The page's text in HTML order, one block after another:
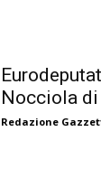
Nocciola di
Redazione